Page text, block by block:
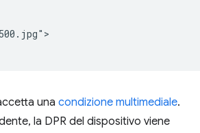
una condizione multimediale.
la DPR del dispositivo viene